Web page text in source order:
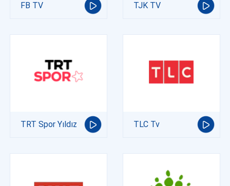
FB TV TJK TV
TRT Spor Yıldız TLC Tv